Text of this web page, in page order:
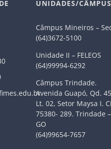
UNIDADES/CÂMPUS
Câmpus Mineiros –
(64)3672-5100
Unidade II – FELEOS
(64)99994-6292
Câmpus Trindade.
Avenida Guapó, Qd.
Lt. 02, Setor Maysa I.
75380- 289. Trindade –
GO
(64)99654-7657